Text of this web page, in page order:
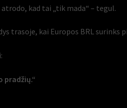
kad tai „tik mada“ – tegul.
trasoje, kai Europos BRL
pradžių.“